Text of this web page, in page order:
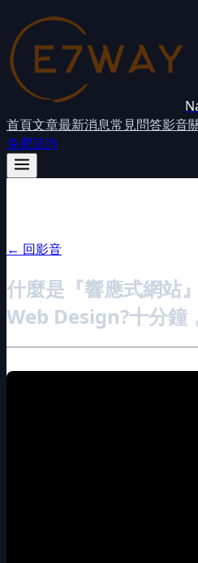
首頁文章最新消息常見問答影音
免費諮詢
← 回影音
什麼是『響應式網站
Web Design?十分鐘